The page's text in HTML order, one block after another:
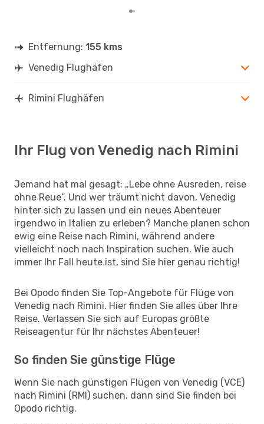
Entfernung: 155 kms
Venedig Flughäfen
Rimini Flughäfen
Ihr Flug von Venedig nach Rimini
Jemand hat mal gesagt: „Lebe ohne Ausreden, reise
ohne Reue“. Und wer träumt nicht davon, Venedig
hinter sich zu lassen und ein neues Abenteuer
irgendwo in Italien zu erleben? Manche planen schon
ewig eine Reise nach Rimini, während andere
vielleicht noch nach Inspiration suchen. Wie auch
immer Ihr Fall heute ist, sind Sie hier genau richtig!
Bei Opodo finden Sie Top-Angebote für Flüge von
Venedig nach Rimini. Hier finden Sie alles über Ihre
Reise. Verlassen Sie sich auf Europas größte
Reiseagentur für Ihr nächstes Abenteuer!
So finden Sie günstige Flüge
Wenn Sie nach günstigen Flügen von Venedig (VCE)
nach Rimini (RMI) suchen, dann sind Sie finden bei
Opodo richtig.